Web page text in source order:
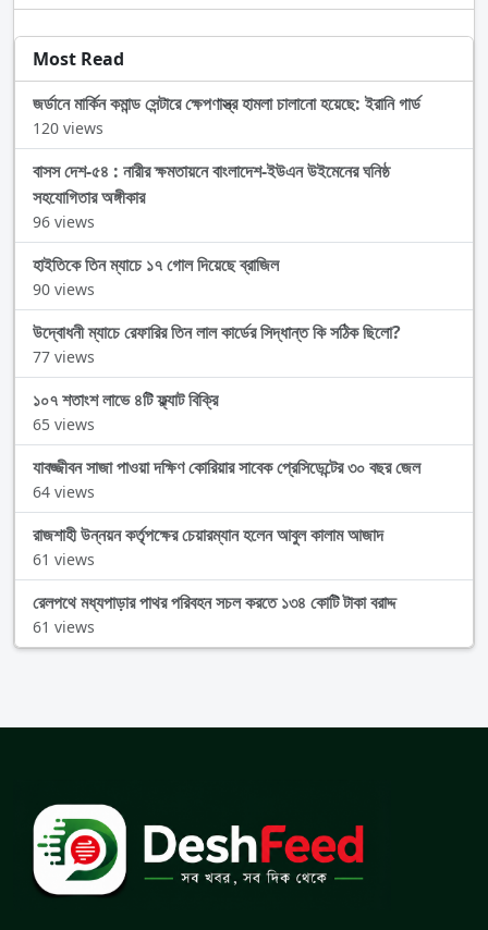
Most Read
জর্ডানে মার্কিন কমান্ড সেন্টারে ক্ষেপণাস্ত্র হামলা চালানো হয়েছে: ইরানি গার্ড
120 views
বাসস দেশ-৫৪ : নারীর ক্ষমতায়নে বাংলাদেশ-ইউএন উইমেনের ঘনিষ্ঠ
সহযোগিতার অঙ্গীকার
96 views
হাইতিকে তিন ম্যাচে ১৭ গোল দিয়েছে ব্রাজিল
90 views
উদ্বোধনী ম্যাচে রেফারির তিন লাল কার্ডের সিদ্ধান্ত কি সঠিক ছিলো?
77 views
১০৭ শতাংশ লাভে ৪টি ফ্ল্যাট বিক্রি
65 views
যাবজ্জীবন সাজা পাওয়া দক্ষিণ কোরিয়ার সাবেক প্রেসিডেন্টের ৩০ বছর জেল
64 views
রাজশাহী উন্নয়ন কর্তৃপক্ষের চেয়ারম্যান হলেন আবুল কালাম আজাদ
61 views
রেলপথে মধ্যপাড়ার পাথর পরিবহন সচল করতে ১৩৪ কোটি টাকা বরাদ্দ
61 views